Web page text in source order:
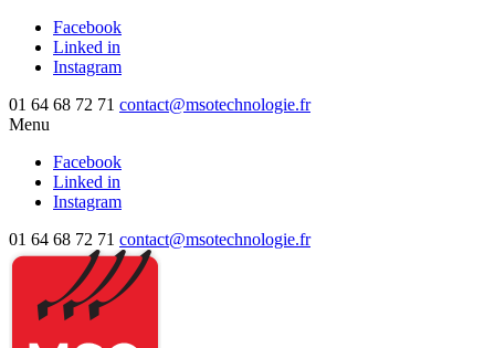
Facebook
Linked in
Instagram
01 64 68 72 71 contact@msotechnologie.fr
Menu
Facebook
Linked in
Instagram
01 64 68 72 71 contact@msotechnologie.fr